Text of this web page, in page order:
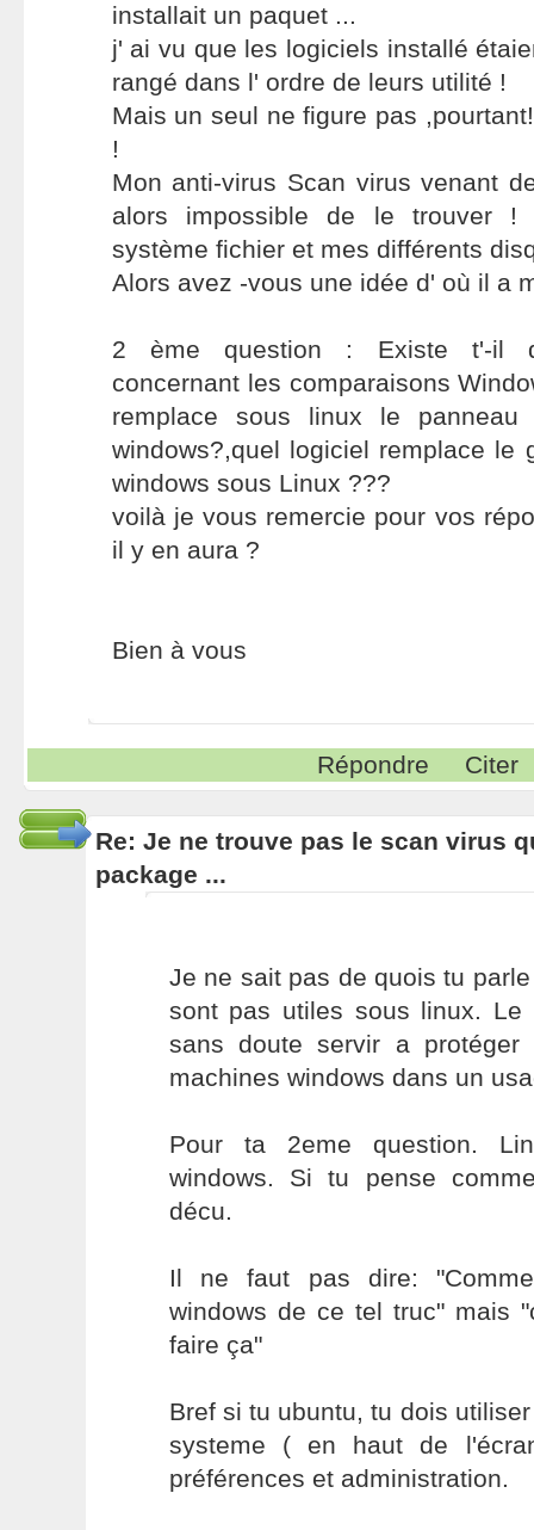
installait un paquet ...
j' ai vu que les logiciels installé
rangé dans l' ordre de leurs utilité !
Mais un seul ne figure pas
!
Mon anti-virus Scan virus venant
alors impossible de le trouver
système fichier et mes différents
Alors avez -vous une idée d' où il a
2 ème question : Existe t'-il
concernant les comparaisons
remplace sous linux le panneau
windows?,quel logiciel remplace le
windows sous Linux ???
voilà je vous remercie pour vos
il y en aura ?
Bien à vous
Répondre Citer
Re: Je ne trouve pas le scan virus
package ...
Je ne sait pas de quois tu
sont pas utiles sous linux.
sans doute servir a
machines windows dans un
Pour ta 2eme question.
windows. Si tu pense
décu.
Il ne faut pas dire:
windows de ce tel truc" mais
faire ça"
Bref si tu ubuntu, tu dois
systeme ( en haut de
préférences et administration.